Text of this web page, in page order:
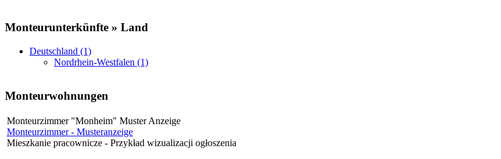
Monteurunterkünfte » Land
Deutschland (1)
Nordrhein-Westfalen (1)
Monteurwohnungen
Monteurzimmer "Monheim" Muster Anzeige
Monteurzimmer - Musteranzeige
Mieszkanie pracownicze - Przykład wizualizacji ogłoszenia